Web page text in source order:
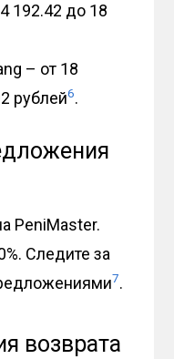
192.42 до 18
– от 18
рублей6.
PeniMaster.
Следите за
7.
возврата